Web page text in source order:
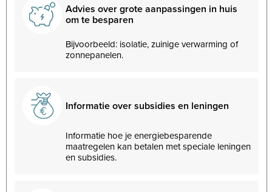
Advies over grote aanpassingen in huis
om te besparen
Bijvoorbeeld: isolatie, zuinige verwarming of
zonnepanelen.
Informatie over subsidies en leningen
Informatie hoe je energiebesparende
maatregelen kan betalen met speciale leningen
en subsidies.